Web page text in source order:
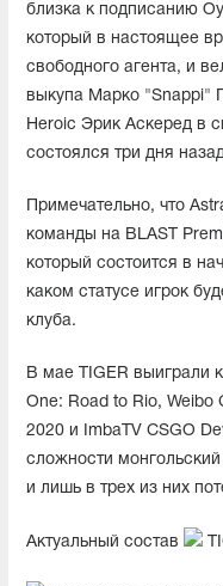
близка к подписанию
который в настоящее
свободного агента, и
выкупа Марко "Snappi"
Heroic Эрик Аскеред в
состоялся три дня
Примечательно, что
команды на BLAST
который состоится в
каком статусе игрок
клуба.
В мае TIGER выиграли
One: Road to Rio, Weibo
2020 и ImbaTV CSGO
сложности
и лишь в трех из них
Актуальный состав